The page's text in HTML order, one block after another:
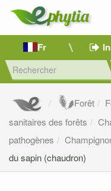
Fr
Forêt
sanitaires des forêts
pathogènes
du sapin (chaudron)